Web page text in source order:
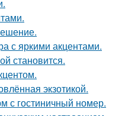
с яркими акцентами.
становится.
экзотикой.
с гостиничный номер.